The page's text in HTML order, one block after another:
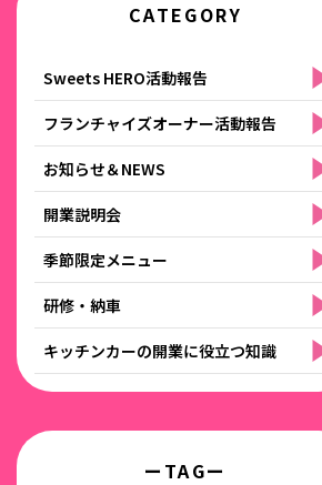
CATEGORY
Sweets HERO活動報告
フランチャイズオーナー活動報告
お知らせ＆NEWS
開業説明会
季節限定メニュー
研修・納車
キッチンカーの開業に役立つ知識
ーTAGー